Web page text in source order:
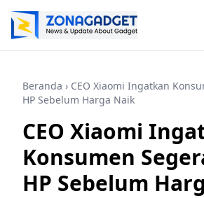
Beranda › CEO Xiaomi Ingatkan
HP Sebelum Harga Naik
CEO Xiaomi
Konsumen
HP Sebelum